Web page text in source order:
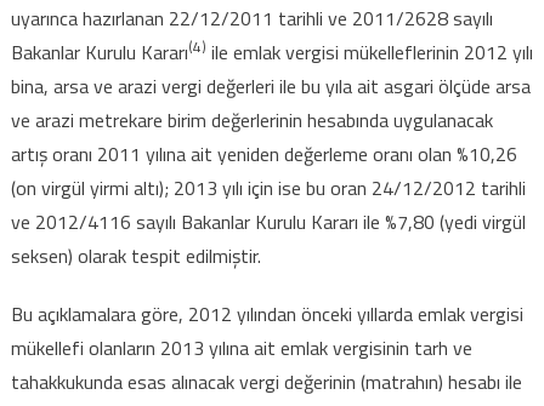
uyarınca hazırlanan 22/12/2011 tarihli ve 2011/2628 sayılı
Bakanlar Kurulu Kararı(4) ile emlak vergisi mükelleflerinin 2012 yılı
bina, arsa ve arazi vergi değerleri ile bu yıla ait asgari ölçüde arsa
ve arazi metrekare birim değerlerinin hesabında uygulanacak
artış oranı 2011 yılına ait yeniden değerleme oranı olan %10,26
(on virgül yirmi altı); 2013 yılı için ise bu oran 24/12/2012 tarihli
ve 2012/4116 sayılı Bakanlar Kurulu Kararı ile %7,80 (yedi virgül
seksen) olarak tespit edilmiştir.
Bu açıklamalara göre, 2012 yılından önceki yıllarda emlak vergisi
mükellefi olanların 2013 yılına ait emlak vergisinin tarh ve
tahakkukunda esas alınacak vergi değerinin (matrahın) hesabı ile